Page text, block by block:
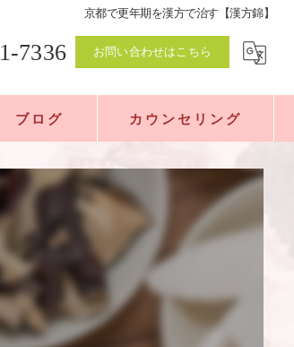
京都で更年期を漢方で治す【漢方錦】
7336 お問い合わせはこちら
ブログ カウンセリング